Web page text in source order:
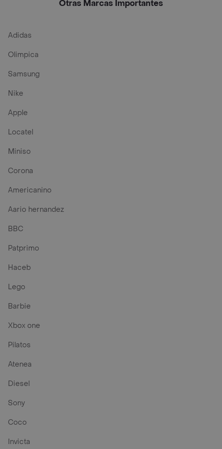
Otras Marcas Importantes
Adidas
Olimpica
Samsung
Nike
Apple
Locatel
Miniso
Corona
Americanino
Aario hernandez
BBC
Patprimo
Haceb
Lego
Barbie
Xbox one
Pilatos
Atenea
Diesel
Sony
Coco
Invicta